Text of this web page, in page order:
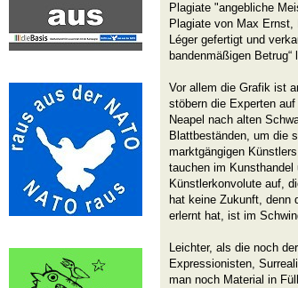
Plagiate "angebliche
Plagiate von Max Ernst,
Léger gefertigt und
bandenmäßigen
Vor allem die Grafik ist
stöbern die Experten
Neapel nach alten
Blattbeständen, um die
marktgängigen
tauchen im Kunsthandel
Künstlerkonvolute auf,
hat keine Zukunft, denn
erlernt hat, ist im
Leichter, als die noch
Expressionisten,
man noch Material in